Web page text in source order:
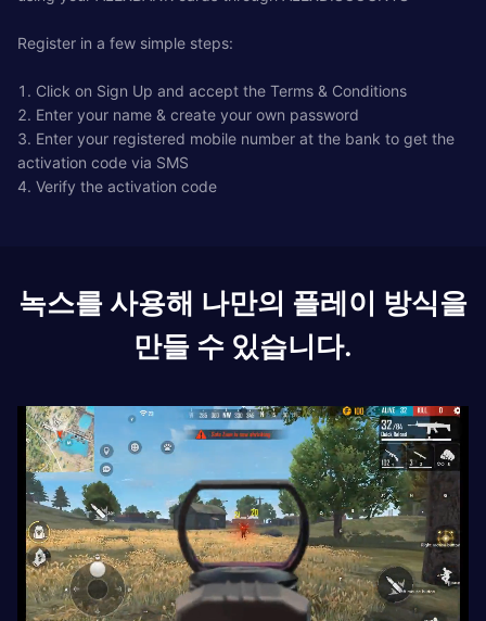
Register in a few simple steps:
1. Click on Sign Up and accept the Terms & Conditions
2. Enter your name & create your own password
3. Enter your registered mobile number at the bank to get the
activation code via SMS
4. Verify the activation code
녹스를 사용해 나만의 플레이 방식을
만들 수 있습니다.